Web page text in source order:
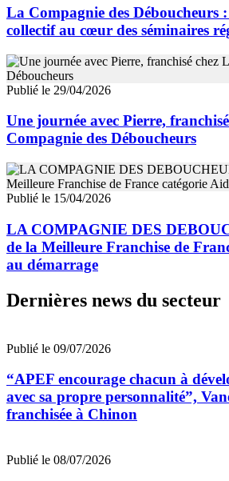
La Compagnie des Déboucheurs
collectif au cœur des séminaires
Publié le 29/04/2026
Une journée avec Pierre,
Compagnie des Déboucheurs
Publié le 15/04/2026
LA COMPAGNIE DES
de la Meilleure Franchise de
au démarrage
Dernières news du secteur
Publié le 09/07/2026
“APEF encourage chacun à
avec sa propre personnalité”,
franchisée à Chinon
Publié le 08/07/2026